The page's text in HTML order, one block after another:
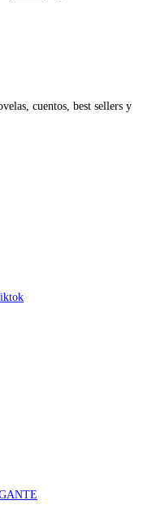
cuentos, best sellers y